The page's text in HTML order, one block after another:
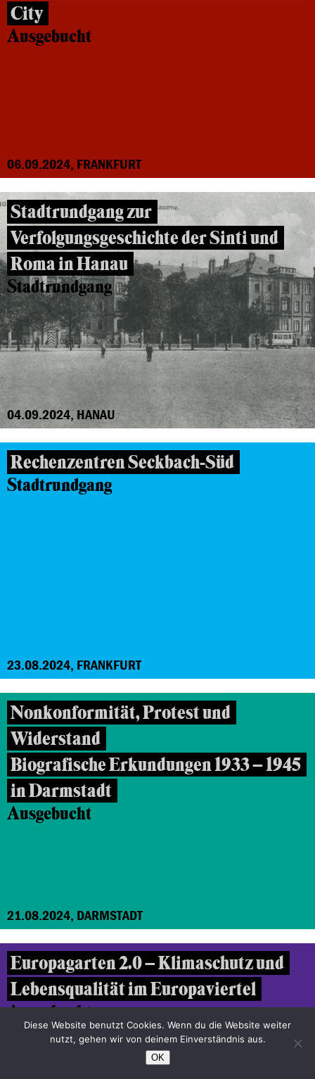
City
Ausgebucht
06.09.2024, FRANKFURT
Stadtrundgang zur
Verfolgungsgeschichte der Sinti und
Roma in Hanau
Stadtrundgang
04.09.2024, HANAU
Rechenzentren Seckbach-Süd
Stadtrundgang
23.08.2024, FRANKFURT
Nonkonformität, Protest und
Widerstand
Biografische Erkundungen 1933 – 1945
in Darmstadt
Ausgebucht
21.08.2024, DARMSTADT
Europagarten 2.0 – Klimaschutz und
Lebensqualität im Europaviertel
Ausgebucht
Diese Website benutzt Cookies. Wenn du die Website weiter
nutzt, gehen wir von deinem Einverständnis aus.
OK